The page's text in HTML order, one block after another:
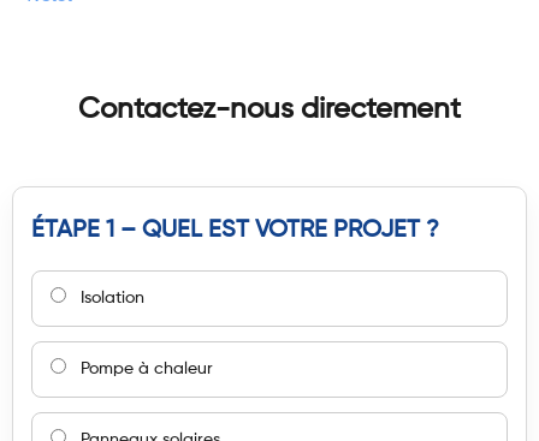
Contactez-nous directement
ÉTAPE 1 – QUEL EST VOTRE PROJET ?
Isolation
Pompe à chaleur